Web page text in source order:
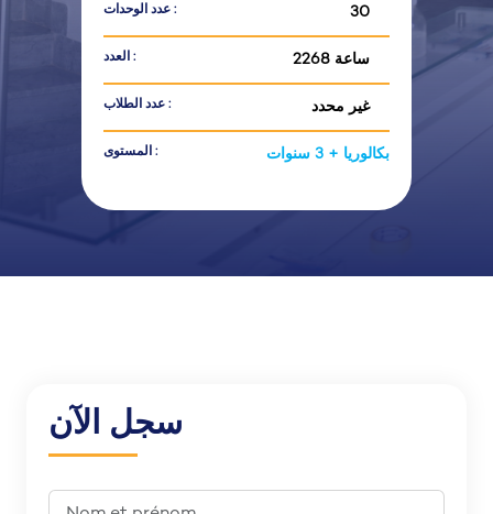
عدد الوحدات : 30
العدد : 2268 ساعة
عدد الطلاب : غير محدد
المستوى : بكالوريا + 3 سنوات
سجل الآن